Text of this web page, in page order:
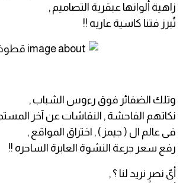
زاهية ألوانها عبقرية التصاميم ,
تُبرز فتنا كاسية عاريه !!
وتلك الضفائر فوق رءوس الشباب ,
نكاتهم الفاحشة , النقاشات عن آخر
فى عالم ال ( جيمز ) , اختراق المواقع ,
رفع سعر جرعة النشوة العابرة الساحره !!
أىّ نصرٍ نريد لنا ؟ ,